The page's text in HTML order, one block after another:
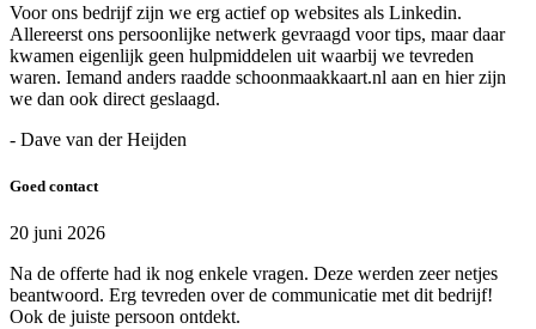
Voor ons bedrijf zijn we erg actief op websites als Linkedin.
Allereerst ons persoonlijke netwerk gevraagd voor tips, maar daar
kwamen eigenlijk geen hulpmiddelen uit waarbij we tevreden
waren. Iemand anders raadde schoonmaakkaart.nl aan en hier zijn
we dan ook direct geslaagd.
- Dave van der Heijden
Goed contact
20 juni 2026
Na de offerte had ik nog enkele vragen. Deze werden zeer netjes
beantwoord. Erg tevreden over de communicatie met dit bedrijf!
Ook de juiste persoon ontdekt.